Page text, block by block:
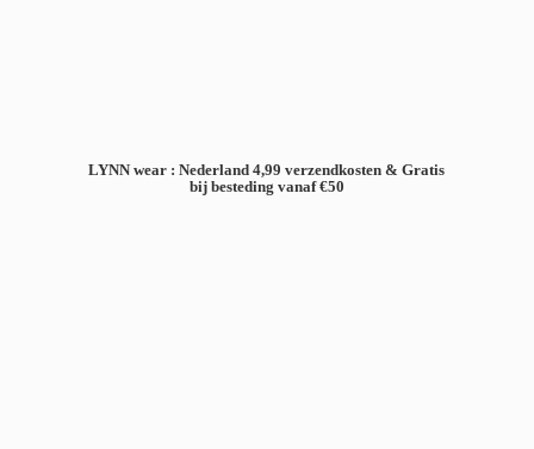
LYNN wear : Nederland 4,99 verzendkosten & Gratis
bij besteding vanaf €50